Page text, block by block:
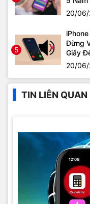
20/
5
Đừng
Giây
20/
TIN LIÊN QUAN